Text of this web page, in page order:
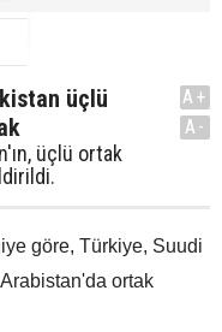
üçlü
üçlü ortak
A+
A-
göre, Türkiye, Suudi
ortak